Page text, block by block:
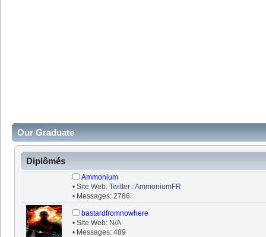
Our Graduate
Diplômés
Ammonium
• Site Web: Twitter : AmmoniumFR
• Messages: 2786
bastardfromnowhere
• Site Web: N/A
• Messages: 489